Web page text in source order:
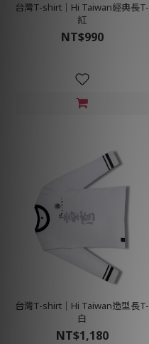
台灣T-shirt│Hi Taiwan經典長T-
紅
NT$990
台灣T-shirt│Hi Taiwan造型長T-
白
NT$1,180